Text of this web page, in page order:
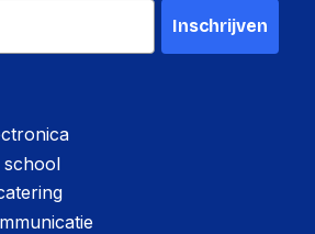
Inschrijven